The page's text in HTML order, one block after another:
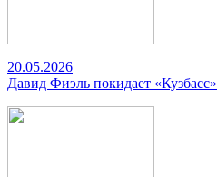
20.05.2026
Давид Фиэль покидает «Кузбасс»